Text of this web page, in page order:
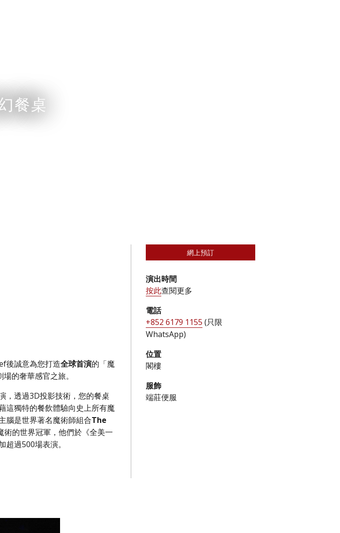
餐桌
後誠意為您打造全球首演的「魔
的奢華感官之旅。
，透過3D投影技術，您的餐桌
這獨特的餐飲體驗向史上所有魔
腦是世界著名魔術師組合The
術的世界冠軍，他們於《全美一
過500場表演。
網上預訂
演出時間
按此查閱更多
電話
+852 6179 1155 (只限
WhatsApp)
位置
閣樓
服飾
端莊便服